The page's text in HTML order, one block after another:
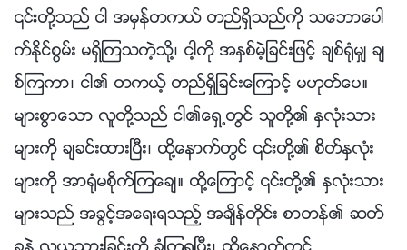
၎တို႔သည္ ငါ အမွန္တကယ္ တည္ရွိသည္ကို သေဘာေပါ
က္ႏိုင္စြမ္း မရွိၾကသကဲ့သို႔၊ ငါ့ကို အႏွစ္မဲ့ျခင္းျဖင့္ ခ်စ္႐ုံမွ် ခ်
စ္ၾကကာ၊ ငါ၏ တကယ့္ တည္ရွိျခင္းေၾကာင့္ မဟုတ္ေပ။
မ်ားစြာေသာ လူတို႔သည္ ငါ၏ေရွ႕တြင္ သူတို႔၏ ႏွလုံးသား
မ်ားကို ခ်ခင္းထားၿပီး၊ ထို႔ေနာက္တြင္ ၎တို႔၏ စိတ္ႏွလုံး
မ်ားကို အာ႐ုံမစိုက္ၾကေခ်။ ထို႔ေၾကာင့္ ၎တို႔၏ ႏွလုံးသား
မ်ားသည္ အခြင့္အေရးရသည့္ အခ်ိန္တိုင္း စာတန္၏ ဆတ္